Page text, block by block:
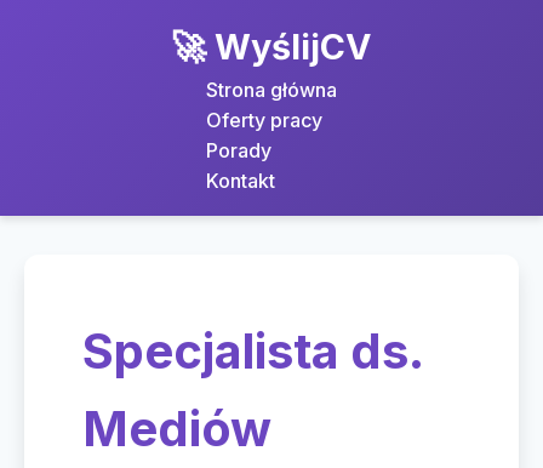
🚀 WyślijCV
Strona główna
Oferty pracy
Porady
Kontakt
Specjalista ds.
Mediów